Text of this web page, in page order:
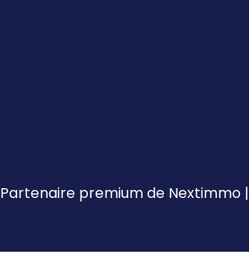
Partenaire premium de Nextimmo |